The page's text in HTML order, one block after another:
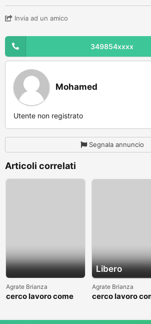
Invia ad un amico
349854xxxx
Mohamed
Utente non registrato
Segnala annuncio
Articoli correlati
Agrate Brianza
cerco lavoro come
Libero
Agrate Brianza
cerco lavoro